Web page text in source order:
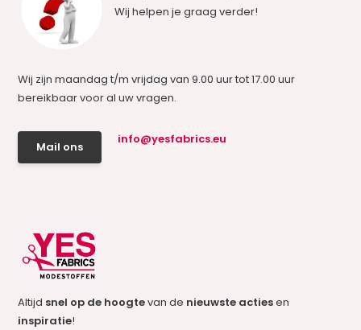
Wij helpen je graag verder!
Wij zijn maandag t/m vrijdag van 9.00 uur tot 17.00 uur
bereikbaar voor al uw vragen.
Mail ons
info@yesfabrics.eu
Altijd snel op de hoogtevan de nieuwste actiesen
inspiratie!